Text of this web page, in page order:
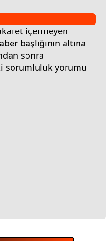
içermeyen
başlığının altına
sonra
sorumluluk yorumu